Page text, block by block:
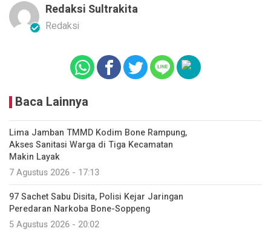
Redaksi Sultrakita
Redaksi
Baca Lainnya
Lima Jamban TMMD Kodim Bone Rampung,
Akses Sanitasi Warga di Tiga Kecamatan
Makin Layak
7 Agustus 2026 - 17:13
97 Sachet Sabu Disita, Polisi Kejar Jaringan
Peredaran Narkoba Bone-Soppeng
5 Agustus 2026 - 20:02